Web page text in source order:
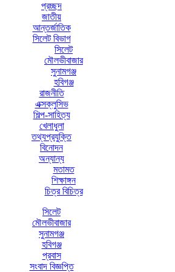
প্রচ্ছদ
জাতীয়
আন্তর্জাতিক
সিলেট বিভাগ
সিলেট
মৌলভীবাজার
সুনামগঞ্জ
হবিগঞ্জ
রাজনীতি
এক্সক্লুসিভ
শিল্প-সাহিত্য
খেলাধুলা
তথ্যপ্রযুক্তি
বিনোদন
অন্যান্য
মতামত
শিক্ষাঙ্গন
চিত্র বিচিত্র
সিলেট
মৌলভীবাজার
সুনামগঞ্জ
হবিগঞ্জ
প্রবাস
সংবাদ বিজ্ঞপ্তি